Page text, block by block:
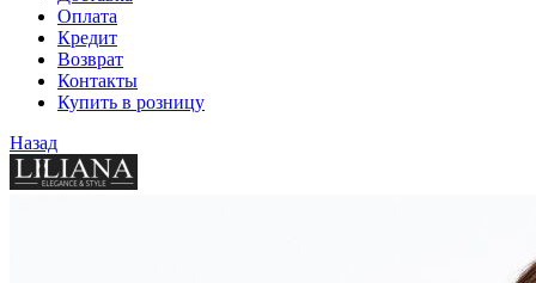
Оплата
Кредит
Возврат
Контакты
Купить в розницу
Назад